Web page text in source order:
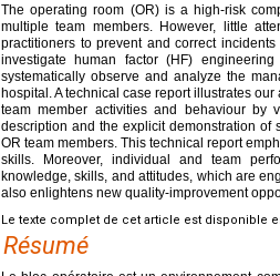
The operating room (OR) is a high-risk
multiple team members. However, little
practitioners to prevent and correct
investigate human factor (HF)
systematically observe and analyze the
hospital. A technical case report illustrates
team member activities and behaviour by
description and the explicit demonstration of
OR team members. This technical report
skills. Moreover, individual and team
knowledge, skills, and attitudes, which are
also enlightens new quality-improvement
Le texte complet de cet article est disponible
Résumé